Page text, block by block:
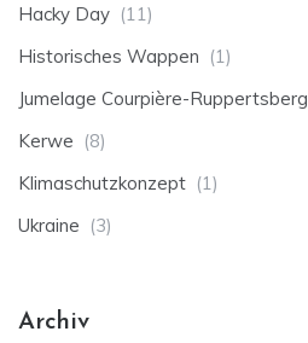
Hacky Day (11)
Historisches Wappen (1)
Jumelage Courpière-Ruppertsberg
Kerwe (8)
Klimaschutzkonzept (1)
Ukraine (3)
Archiv